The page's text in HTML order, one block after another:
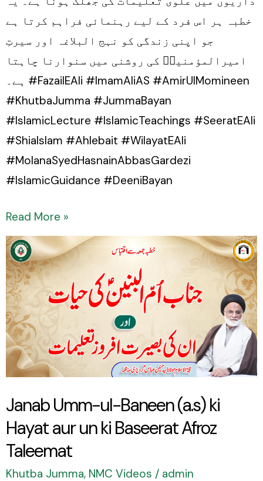
خطبہ ہر اس فرد کے لیے رہنمائی فراہم کرتا ہے
جو اپنی زندگی کو نہج البلاغہ اور سیرتِ
امیرالمؤمنینؑ کی روشنی میں سنوارنا چاہتا
ہے۔ #FazailEAli #ImamAliAS #AmirUlMomineen
#KhutbaJumma #JummaBayan
#IslamicLecture #IslamicTeachings #SeeratEAli
#ShiaIslam #Ahlebait #WilayatEAli
#MolanaSyedHasnainAbbasGardezi
#IslamicGuidance #DeeniBayan
Read More »
Janab Umm-ul-Baneen (a.s) ki
Hayat aur un ki Baseerat Afroz
Taleemat
Khutba Jumma, NMC Videos / admin
Janab
Umm-
ul-
Baneen
(a.s)
ki
Hayat
un
ki
Baseerat